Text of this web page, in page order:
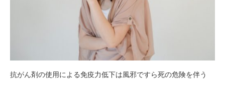
抗がん剤の使用による免疫力低下は風邪ですら死の危険を伴う